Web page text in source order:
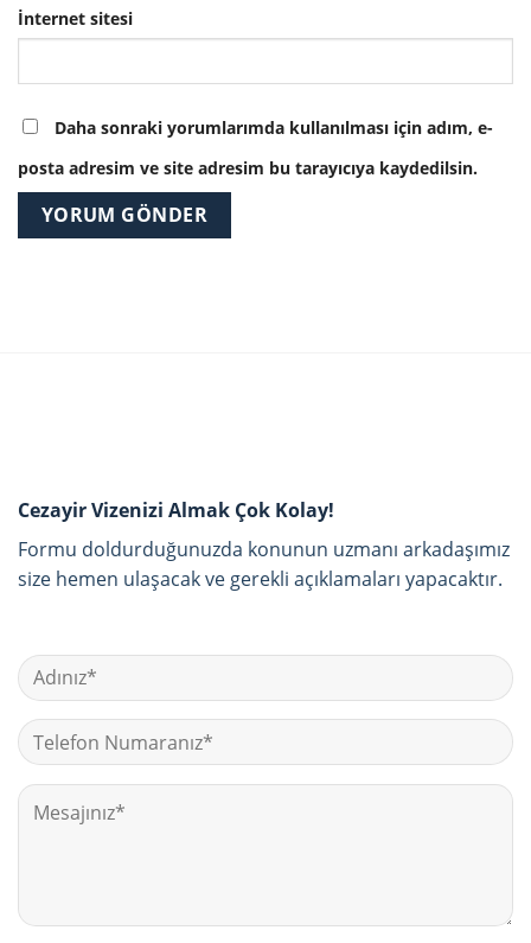
İnternet sitesi
Daha sonraki yorumlarımda kullanılması için adım, e-
posta adresim ve site adresim bu tarayıcıya kaydedilsin.
Cezayir Vizenizi Almak Çok Kolay!
Formu doldurduğunuzda konunun uzmanı arkadaşımız
size hemen ulaşacak ve gerekli açıklamaları yapacaktır.